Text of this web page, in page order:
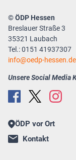
© ÖDP Hessen
Breslauer Straße 3
35321 Laubach
Tel.: 0151 41937307
info
oedp-hessen.de
Unsere Social Media
ÖDP vor Ort
Kontakt